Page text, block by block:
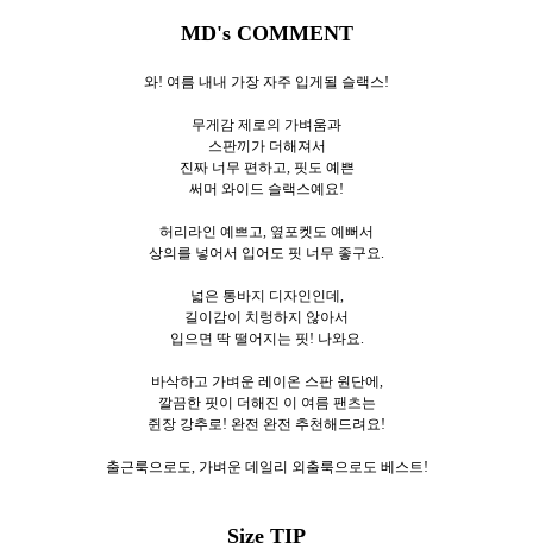
MD's COMMENT
와! 여름 내내 가장 자주 입게될 슬랙스!
무게감 제로의 가벼움과
스판끼가 더해져서
진짜 너무 편하고, 핏도 예쁜
써머 와이드 슬랙스예요!
허리라인 예쁘고, 옆포켓도 예뻐서
상의를 넣어서 입어도 핏 너무 좋구요.
넓은 통바지 디자인인데,
길이감이 치렁하지 않아서
입으면 딱 떨어지는 핏! 나와요.
바삭하고 가벼운 레이온 스판 원단에,
깔끔한 핏이 더해진 이 여름 팬츠는
쥔장 강추로! 완전 완전 추천해드려요!
출근룩으로도, 가벼운 데일리 외출룩으로도 베스트!
Size TIP